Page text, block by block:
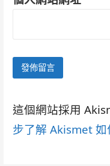
這個網站採用
步了解 Akismet